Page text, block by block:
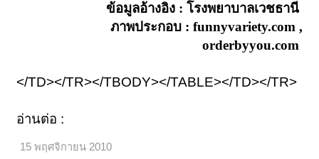
ข้อมูลอ้างอิง : โรงพยาบาลเวชธานี
ภาพประกอบ : funnyvariety.com ,
orderbyyou.com
</TD></TR></TBODY></TABLE></TD></TR>
อ่านต่อ :
15 พฤศจิกายน 2010